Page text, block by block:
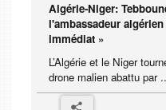
Algérie-Niger:
l'ambassadeur
immédiat »
L’Algérie et le Niger
drone malien abattu par